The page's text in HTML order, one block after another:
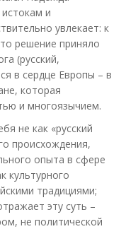
и
увлекает: к
решение приняло
(русский,
в сердце Европы – в
которая
и многоязычием.
не как «русский
происхождения,
опыта в сфере
культурного
традициями;
эту суть –
не политической